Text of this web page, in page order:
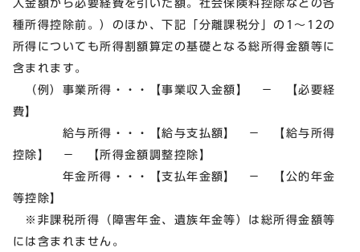
入金額から必要経費を引いた額。社会保険料控除などの各
種所得控除前。）のほか、下記「分離課税分」の1～12の
所得についても所得割額算定の基礎となる総所得金額等に
含まれます。
（例）事業所得・・・【事業収入金額】 － 【必要経
費】
給与所得・・・【給与支払額】 － 【給与所得
控除】 － 【所得金額調整控除】
年金所得・・・【支払年金額】 － 【公的年金
等控除】
※非課税所得（障害年金、遺族年金等）は総所得金額等
には含まれません。